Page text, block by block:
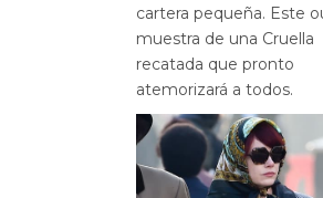
cartera pequeña. Este
muestra de una Cruella
recatada que pronto
atemorizará a todos.